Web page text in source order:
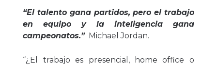
“El talento gana partidos, pero el trabajo
en equipo y la inteligencia gana
campeonatos.” Michael Jordan.
“¿El trabajo es presencial, home office o